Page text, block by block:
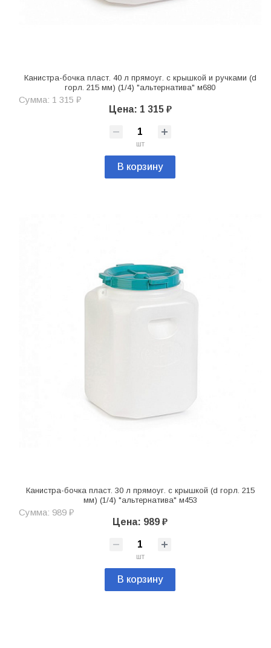
Канистра-бочка пласт. 40 л прямоуг. с крышкой и ручками (d
горл. 215 мм) (1/4) "альтернатива" м680
Сумма: 1 315 ₽
Цена: 1 315 ₽
шт
В корзину
Канистра-бочка пласт. 30 л прямоуг. с крышкой (d горл. 215
мм) (1/4) "альтернатива" м453
Сумма: 989 ₽
Цена: 989 ₽
шт
В корзину